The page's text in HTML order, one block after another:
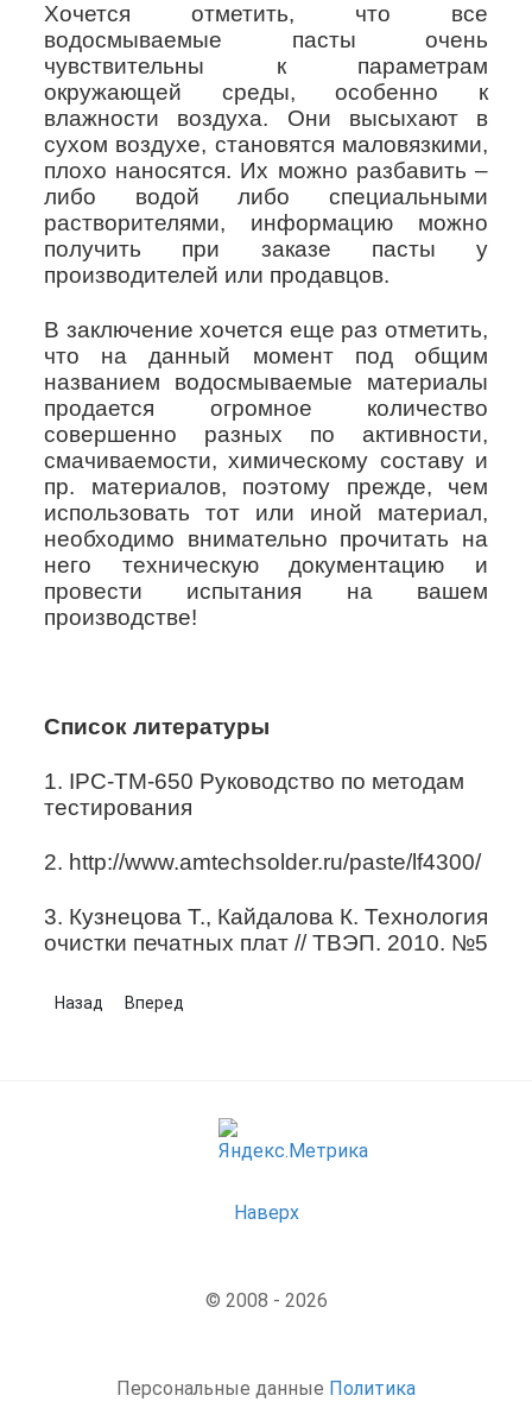
Хочется отметить, что все
водосмываемые пасты очень
чувствительны к параметрам
окружающей среды, особенно к
влажности воздуха. Они высыхают в
сухом воздухе, становятся маловязкими,
плохо наносятся. Их можно разбавить –
либо водой либо специальными
растворителями, информацию можно
получить при заказе пасты у
производителей или продавцов.
В заключение хочется еще раз отметить,
что на данный момент под общим
названием водосмываемые материалы
продается огромное количество
совершенно разных по активности,
смачиваемости, химическому составу и
пр. материалов, поэтому прежде, чем
использовать тот или иной материал,
необходимо внимательно прочитать на
него техническую документацию и
провести испытания на вашем
производстве!
Список литературы
1. IPC-TM-650 Руководство по методам
тестирования
2. http://www.amtechsolder.ru/paste/lf4300/
3. Кузнецова Т., Кайдалова К. Технология
очистки печатных плат // ТВЭП. 2010. №5
Предыдущий: Общие сведения о флюсах
Назад Следующий: Классификация флюсов
Вперед
Наверх
© 2008 - 2026
Персональные данные Политика